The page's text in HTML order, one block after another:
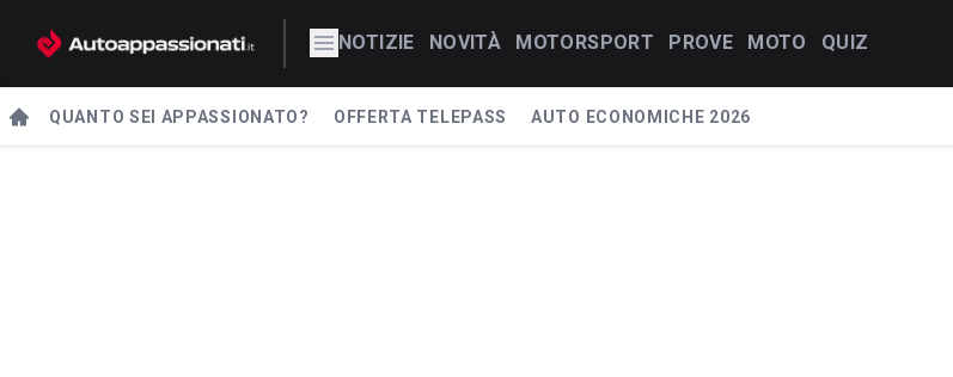
NOTIZIE NOVITÀ MOTORSPORT PROVE MOTO QUIZ
QUANTO SEI APPASSIONATO? OFFERTA TELEPASS AUTO ECONOMICHE 2026